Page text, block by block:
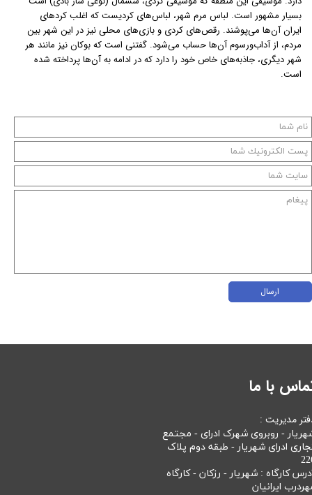
بسیار مشهور است. لباس مرم شهر، لباس‌های کردیست که اغلب کردهای
ایران آن‌ها می‌‌پوشند. رقص‌های کردی و بازی‌های محلی نیز در این شهر بین
مردم، از آداب‌ورسوم آن‌ها حساب می‌شود. گفتنی است که بوکان نیز مانند هر
شهر دیگری، جاذبه‌های خاص خود را دارد که در ادامه به آن‌ها پرداخته شده
است.
ارسال
با ما
مدیریت :
- روبروی شهرک ادرای - مجتمع
ادرای شهریار - طبقه دوم پلاک
کارگاه : شهریار - رزکان - کارگاه
ایرانیان